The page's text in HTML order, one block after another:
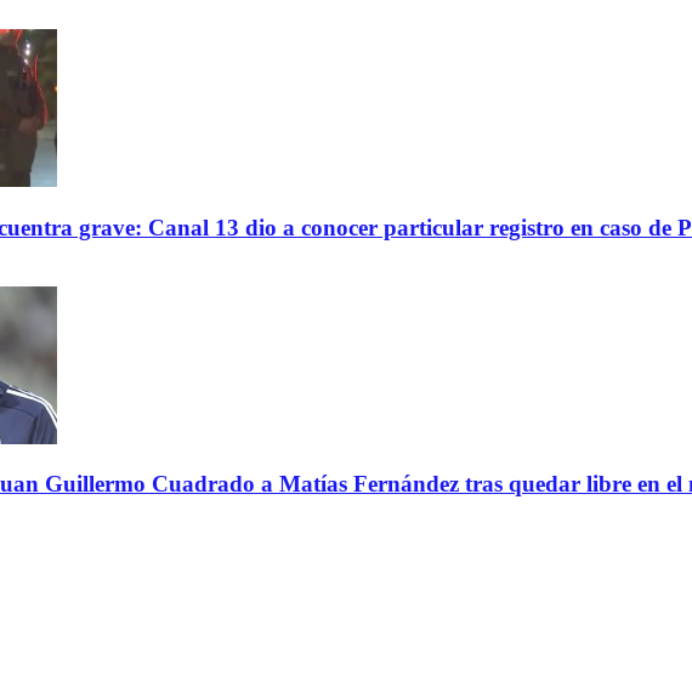
grave: Canal 13 dio a conocer particular registro en caso de
Guillermo Cuadrado a Matías Fernández tras quedar libre en el